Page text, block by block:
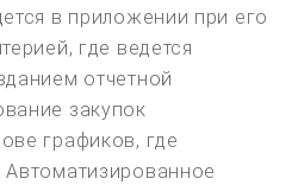
в приложении при его
где ведется
отчетной
закупок
графиков, где
Автоматизированное